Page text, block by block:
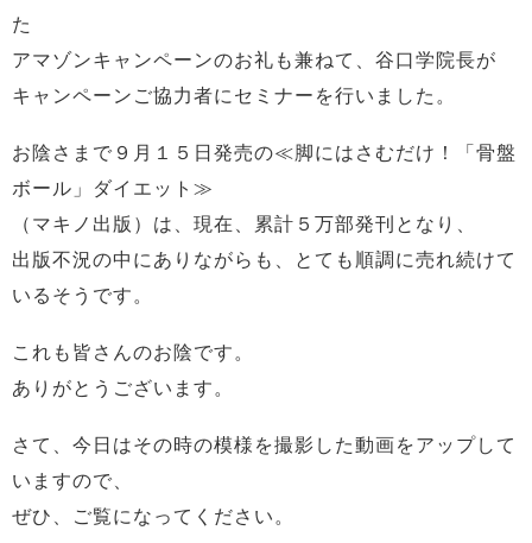
た
アマゾンキャンペーンのお礼も兼ねて、谷口学院長が
キャンペーンご協力者にセミナーを行いました。
お陰さまで９月１５日発売の≪脚にはさむだけ！「骨盤
ボール」ダイエット≫
（マキノ出版）は、現在、累計５万部発刊となり、
出版不況の中にありながらも、とても順調に売れ続けて
いるそうです。
これも皆さんのお陰です。
ありがとうございます。
さて、今日はその時の模様を撮影した動画をアップして
いますので、
ぜひ、ご覧になってください。